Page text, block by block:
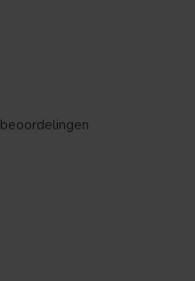
beoordelingen